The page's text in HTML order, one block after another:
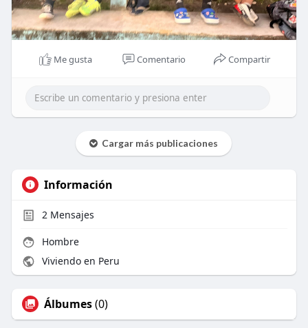
Me gusta Comentario Compartir
Cargar más publicaciones
Información
2Mensajes
Hombre
Viviendo en Peru
Álbumes(0)